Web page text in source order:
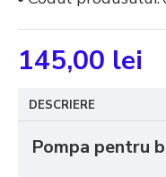
145,00 lei
DESCRIERE
Pompa pentru